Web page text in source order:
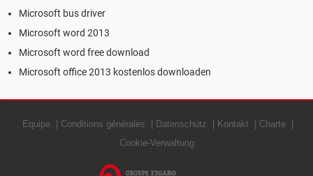
Microsoft bus driver
Microsoft word 2013
Microsoft word free download
Microsoft office 2013 kostenlos downloaden
Equipe Conditions générales Datenschutz Kontakt
Charte
Cookie-Verwaltung